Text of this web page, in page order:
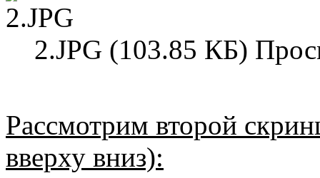
2.JPG (103.85 КБ)
Рассмотрим второй
вверху вниз):